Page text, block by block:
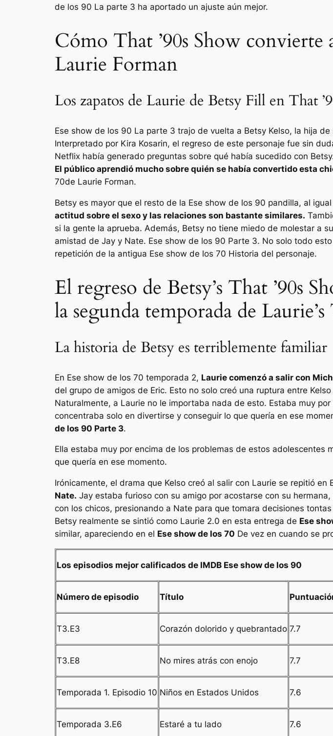
de los 90 La parte 3 ha aportado un ajuste aún mejor.
Cómo That ’90s Show convierte
Laurie Forman
Los zapatos de Laurie de Betsy Fill en That
Ese show de los 90 La parte 3 trajo de vuelta a Betsy Kelso, la hija de
Interpretado por Kira Kosarin, el regreso de este personaje fue sin
Netflix había generado preguntas sobre qué había sucedido con
El público aprendió mucho sobre quién se había convertido esta
70de Laurie Forman.
Betsy es mayor que el resto de la Ese show de los 90 pandilla, al
actitud sobre el sexo y las relaciones son bastante similares.
si la gente la aprueba. Además, Betsy no tiene miedo de molestar a
amistad de Jay y Nate. Ese show de los 90 Parte 3. No solo todo
repetición de la antigua Ese show de los 70 Historia del personaje.
El regreso de Betsy’s That ’90s
la segunda temporada de
La historia de Betsy es terriblemente familiar
En Ese show de los 70 temporada 2, Laurie comenzó a salir con
del grupo de amigos de Eric. Esto no solo creó una ruptura entre
Naturalmente, a Laurie no le importaba nada de esto. Estaba muy
concentraba solo en divertirse y conseguir lo que quería en ese
de los 90 Parte 3.
Ella estaba muy por encima de los problemas de estos
que quería en ese momento.
Irónicamente, el drama que Kelso creó al salir con Laurie se repitió en
Nate. Jay estaba furioso con su amigo por acostarse con su
con los chicos, presionando a Nate para que tomara decisiones
Betsy realmente se sintió como Laurie 2.0 en esta entrega de Ese
similar, apareciendo en el Ese show de los 70 De vez en cuando se
Los episodios mejor calificados de IMDB Ese show de los 90
Número de episodio Título
T3.E3 Corazón dolorido y quebrantado 7.7
T3.E8 No mires atrás con enojo 7.7
Temporada 1. Episodio 10 Niños en Estados Unidos 7.6
Temporada 3.E6 Estaré a tu lado 7.6